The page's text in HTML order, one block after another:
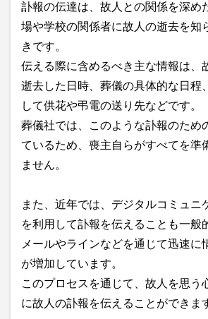
訃報の伝達は、故人との関係を深め
場や学校の関係者に故人の逝去を知
きです。
伝える際に含めるべき主な情報は、
逝去した日時、葬儀の具体的な日程
して供花や弔電の送り先などです。
葬儀社では、このような訃報のため
ているため、喪主自らがすべてを準
ません。
また、近年では、デジタルコミュニ
を利用して訃報を伝えることも一般
メールやラインなどを通じて迅速に
が増加しています。
このプロセスを通じて、故人を思う
に故人の訃報を伝えることができま